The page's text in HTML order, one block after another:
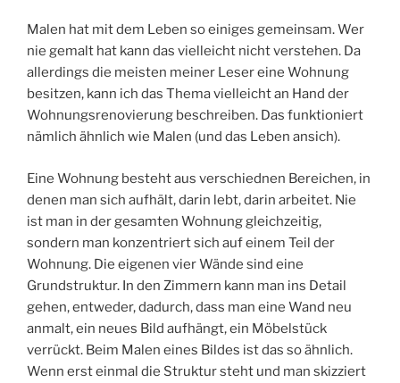
Malen hat mit dem Leben so einiges gemeinsam. Wer
nie gemalt hat kann das vielleicht nicht verstehen. Da
allerdings die meisten meiner Leser eine Wohnung
besitzen, kann ich das Thema vielleicht an Hand der
Wohnungsrenovierung beschreiben. Das funktioniert
nämlich ähnlich wie Malen (und das Leben ansich).
Eine Wohnung besteht aus verschiednen Bereichen, in
denen man sich aufhält, darin lebt, darin arbeitet. Nie
ist man in der gesamten Wohnung gleichzeitig,
sondern man konzentriert sich auf einem Teil der
Wohnung. Die eigenen vier Wände sind eine
Grundstruktur. In den Zimmern kann man ins Detail
gehen, entweder, dadurch, dass man eine Wand neu
anmalt, ein neues Bild aufhängt, ein Möbelstück
verrückt. Beim Malen eines Bildes ist das so ähnlich.
Wenn erst einmal die Struktur steht und man skizziert